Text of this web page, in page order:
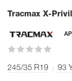
Tracmax X-
245/35 R19 93